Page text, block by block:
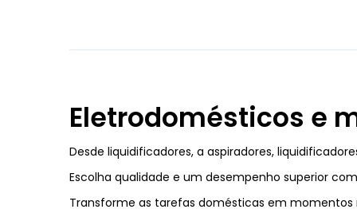
Eletrodomésticos e
Desde liquidificadores, a aspiradores,
Escolha qualidade e um desempenho superior
Transforme as tarefas domésticas em momentos